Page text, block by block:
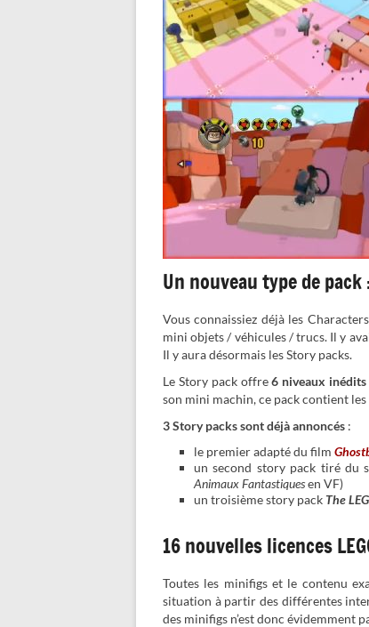
Un nouveau type de
Vous connaissiez déjà les
mini objets / véhicules / trucs. Il y
Il y aura désormais les Story packs.
Le Story pack offre6 niveaux
son mini machin, ce pack contient
3 Story packs sont déjà annoncés :
le premier adapté du film
un second story pack tiré
Animaux Fantastiquesen VF)
un troisième story pack The
16 nouvelles licences
Toutes les minifigs et le contenu
situation à partir des différentes
des minifigs n’est donc évidemment